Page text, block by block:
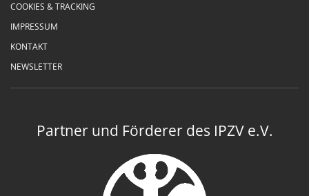
COOKIES & TRACKING
IMPRESSUM
KONTAKT
NEWSLETTER
Partner und Förderer des IPZV e.V.